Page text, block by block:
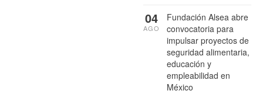
Fundación Alsea abre
convocatoria para
impulsar proyectos de
seguridad alimentaria,
educación y
empleabilidad en
México
04
AGO